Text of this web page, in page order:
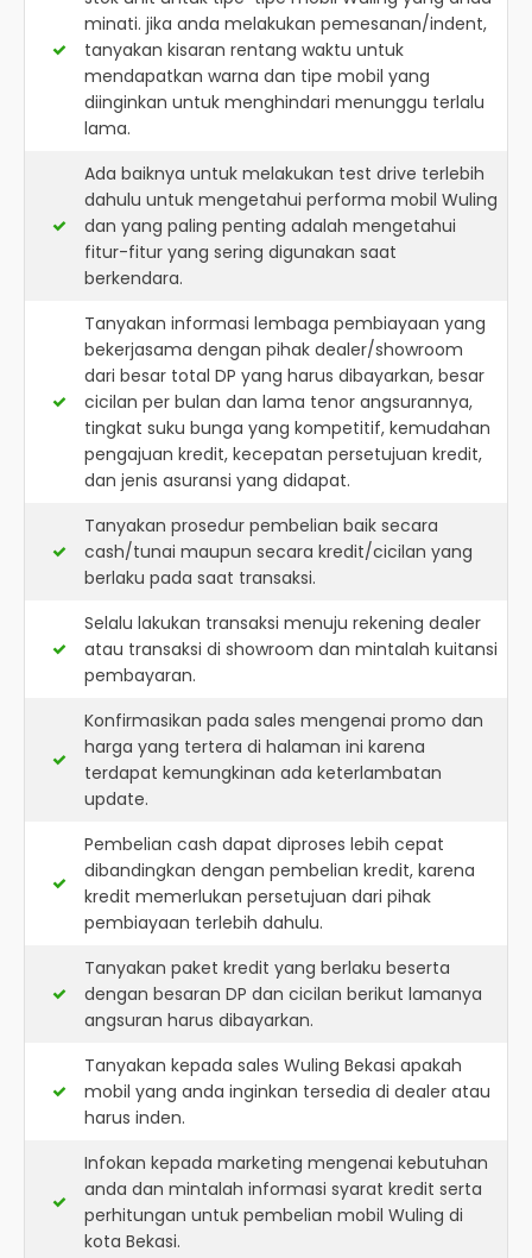
minati. jika anda melakukan pemesanan/indent,
tanyakan kisaran rentang waktu untuk
mendapatkan warna dan tipe mobil yang
diinginkan untuk menghindari menunggu terlalu
lama.
Ada baiknya untuk melakukan test drive terlebih
dahulu untuk mengetahui performa mobil Wuling
dan yang paling penting adalah mengetahui
fitur-fitur yang sering digunakan saat
berkendara.
Tanyakan informasi lembaga pembiayaan yang
bekerjasama dengan pihak dealer/showroom
dari besar total DP yang harus dibayarkan, besar
cicilan per bulan dan lama tenor angsurannya,
tingkat suku bunga yang kompetitif, kemudahan
pengajuan kredit, kecepatan persetujuan kredit,
dan jenis asuransi yang didapat.
Tanyakan prosedur pembelian baik secara
cash/tunai maupun secara kredit/cicilan yang
berlaku pada saat transaksi.
Selalu lakukan transaksi menuju rekening dealer
atau transaksi di showroom dan mintalah kuitansi
pembayaran.
Konfirmasikan pada sales mengenai promo dan
harga yang tertera di halaman ini karena
terdapat kemungkinan ada keterlambatan
update.
Pembelian cash dapat diproses lebih cepat
dibandingkan dengan pembelian kredit, karena
kredit memerlukan persetujuan dari pihak
pembiayaan terlebih dahulu.
Tanyakan paket kredit yang berlaku beserta
dengan besaran DP dan cicilan berikut lamanya
angsuran harus dibayarkan.
Tanyakan kepada sales Wuling Bekasi apakah
mobil yang anda inginkan tersedia di dealer atau
harus inden.
Infokan kepada marketing mengenai kebutuhan
anda dan mintalah informasi syarat kredit serta
perhitungan untuk pembelian mobil Wuling di
kota Bekasi.